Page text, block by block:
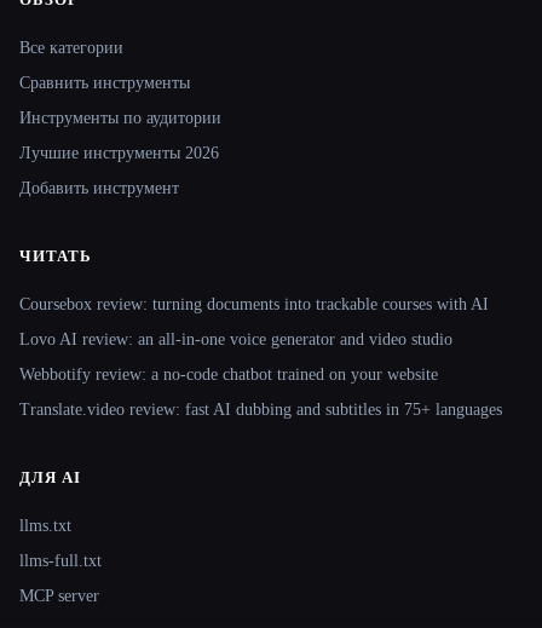
Site navigation
Все категории
Сравнить инструменты
Инструменты по аудитории
Лучшие инструменты 2026
Добавить инструмент
ЧИТАТЬ
Coursebox review: turning documents into trackable courses with AI
Lovo AI review: an all-in-one voice generator and video studio
Webbotify review: a no-code chatbot trained on your website
Translate.video review: fast AI dubbing and subtitles in 75+ languages
ДЛЯ AI
llms.txt
llms-full.txt
MCP server